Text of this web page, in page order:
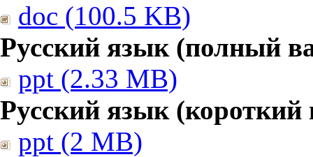
doc (100.5 KB)
Русский язык (полный
ppt (2.33 MB)
Русский язык (короткий
ppt (2 MB)